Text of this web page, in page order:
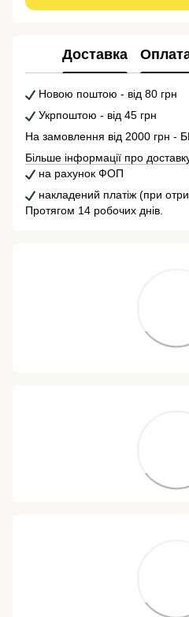
Доставка
Новою поштою - від 80 грн
Укрпоштою - від 45 грн
На замовлення від 2000 грн
Більше інформації про
на рахунок ФОП
накладений платіж (при
Протягом 14 робочих днів.